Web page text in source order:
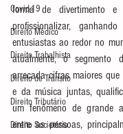
Covid-19
Direito Médico
Direito Trabalhista
Direito de Trânsito
Direito Tributário
Direito Societário
forma de divertimento
profissionalizar,
entusiastas ao redor no
atualmente, o segmento
arrecada cifras maiores
e da música juntas,
um fenômeno de grande
entre as pessoas,